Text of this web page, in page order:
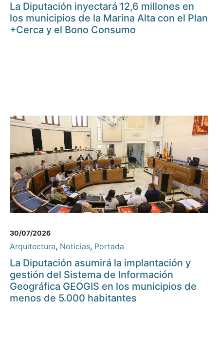
La Diputación inyectará 12,6 millones en
los municipios de la Marina Alta con el Plan
+Cerca y el Bono Consumo
30/07/2026
Arquitectura, Noticias, Portada
La Diputación asumirá la implantación y
gestión del Sistema de Información
Geográfica GEOGIS en los municipios de
menos de 5.000 habitantes